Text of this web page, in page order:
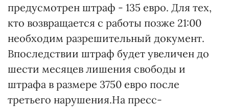
предусмотрен штраф - 135 евро. Для тех,
кто возвращается с работы позже 21:00
необходим разрешительный документ.
Впоследствии штраф будет увеличен до
шести месяцев лишения свободы и
штрафа в размере 3750 евро после
третьего нарушения.На пресс-